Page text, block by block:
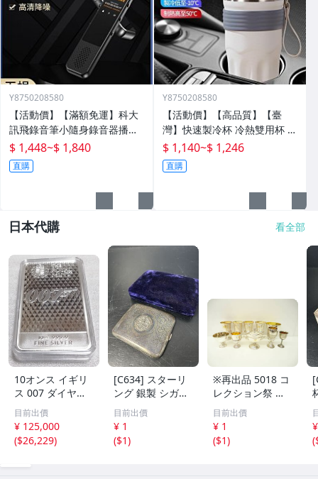
Y8750208580
【活動價】【滿額免運】科大
訊飛錄音筆小隨身錄音器播放
器設備神器專業高清降噪轉文
字超
$ 1,448~$ 1,840
直購
Y8750208580
【活動價】【高品質】【臺
灣】快速製冷杯 冷熱雙用杯 保
溫杯 辦公室水杯 保冰杯 製冷
水杯 車載水杯 充電水杯 恆溫
杯 半
$ 1,140~$ 1,246
直購
日本代購 看全部
10オンス イギリ
ス 007 ダイヤモ
ンドは永遠に 純
銀 バー
目前出價
¥ 125,000
($26,229)
[C634] スターリ
ング 銀製 シガレ
ットケース 118g
アンティーク シ
ルバー ヴィンテ
ージ レトロ ケー
目前出價
¥ 1
($1)
※再出品 5018 コ
レクション祭 銀
製 Silver 刻印 ト
ロフィー 8点 691
g 無刻印 2点
目前出價
¥ 1
($1)
(